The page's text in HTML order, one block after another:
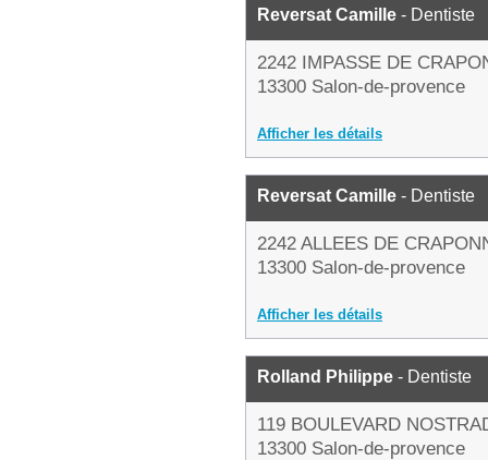
Reversat Camille - Dentiste
2242 IMPASSE DE
13300 Salon-de-provence
Afficher les détails
Reversat Camille - Dentiste
2242 ALLEES DE
13300 Salon-de-provence
Afficher les détails
Rolland Philippe - Dentiste
119 BOULEVARD
13300 Salon-de-provence